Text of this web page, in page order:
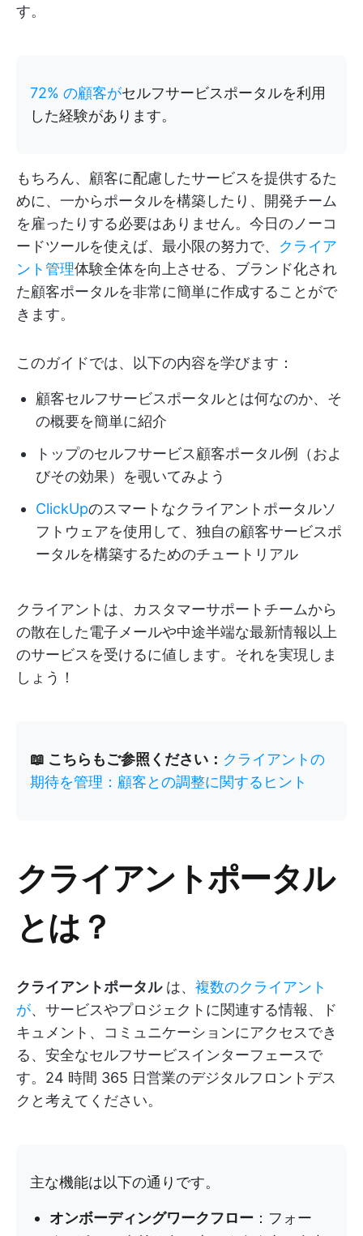
す。
72% の顧客がセルフサービスポータルを利用
した経験があります。
もちろん、顧客に配慮したサービスを提供するた
めに、一からポータルを構築したり、開発チーム
を雇ったりする必要はありません。今日のノーコ
ードツールを使えば、最小限の努力で、 クライア
ント管理体験全体を向上させる、ブランド化され
た顧客ポータルを非常に簡単に作成することがで
きます。
このガイドでは、以下の内容を学びます：
顧客セルフサービスポータルとは何なのか、そ
の概要を簡単に紹介
トップのセルフサービス顧客ポータル例（およ
びその効果）を覗いてみよう
ClickUpのスマートなクライアントポータルソ
フトウェアを使用して、独自の顧客サービスポ
ータルを構築するためのチュートリアル
クライアントは、カスタマーサポートチームから
の散在した電子メールや中途半端な最新情報以上
のサービスを受けるに値します。それを実現しま
しょう！
📖 こちらもご参照ください： クライアントの
期待を管理：顧客との調整に関するヒント
クライアントポータル
とは？
クライアントポータルは、 複数のクライアント
が、サービスやプロジェクトに関連する情報、ド
キュメント、コミュニケーションにアクセスでき
る、安全なセルフサービスインターフェースで
す。24 時間 365 日営業のデジタルフロントデス
クと考えてください。
主な機能は以下の通りです。
オンボーディングワークフロー ：フォー